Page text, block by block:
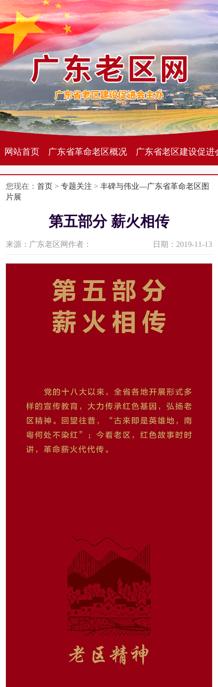
网站首页 广东省革命老区概况 广东省老区建设促进
您现在： 首页> 专题关注 > 丰碑与伟业—广东省革命老区图
片展
第五部分 薪火相传
来源：广东老区网作者： 日期：2019-11-13